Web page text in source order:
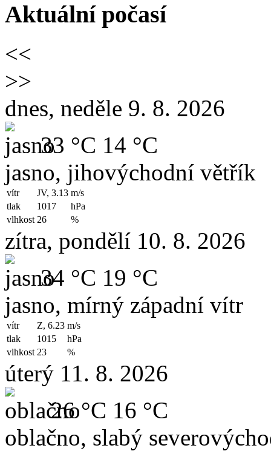
Aktuální počasí
<<
>>
dnes, neděle 9. 8. 2026
33 °C 14 °C
jasno, jihovýchodní větřík
vítr JV, 3.13 m/s
tlak
1017
hPa
vlhkost 26 %
zítra, pondělí 10. 8. 2026
34 °C 19 °C
jasno, mírný západní vítr
vítr Z, 6.23 m/s
tlak
1015
hPa
vlhkost 23 %
úterý 11. 8. 2026
26 °C 16 °C
oblačno, slabý